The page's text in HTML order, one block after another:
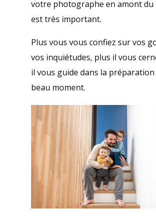
votre photographe en amont
est très important.
Plus vous vous confiez sur vos
vos inquiétudes, plus il vous
il vous guide dans la préparation
beau moment.